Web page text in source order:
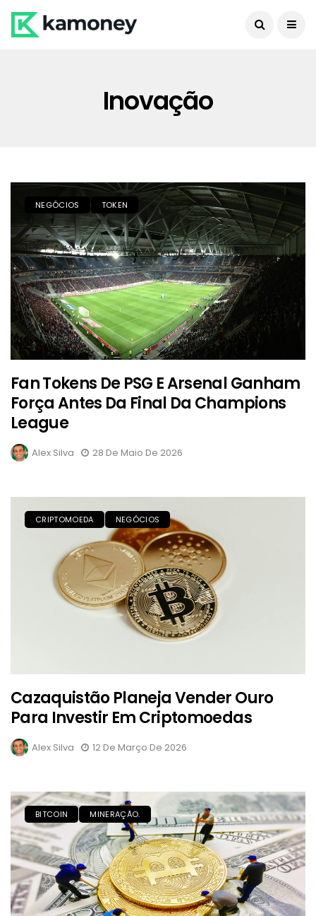
Inovação
NEGÓCIOS TOKEN
Fan Tokens De PSG E Arsenal Ganham
Força Antes Da Final Da Champions
League
Alex Silva 28 De Maio De 2026
CRIPTOMOEDA NEGÓCIOS
Cazaquistão Planeja Vender Ouro
Para Investir Em Criptomoedas
Alex Silva 12 De Março De 2026
BITCOIN MINERAÇÃO.